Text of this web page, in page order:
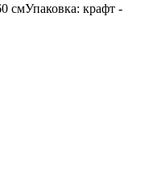
смУпаковка: крафт -